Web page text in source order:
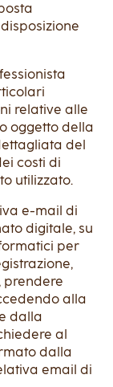
relative alle
oggetto della
del
costi di
utilizzato.
e-mail di
digitale, su
per
prendere
alla
dalla
al
dalla
email di